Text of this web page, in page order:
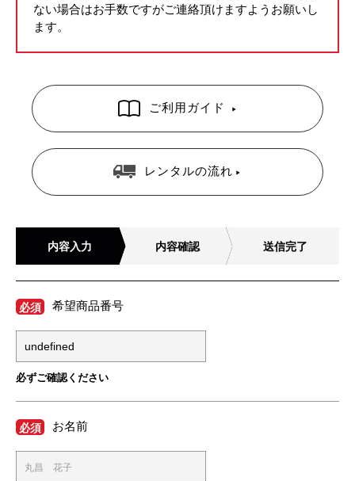
ない場合はお手数ですがご連絡頂けますようお願いし
ます。
ご利用ガイド
レンタルの流れ
内容入力 内容確認 送信完了
必須 希望商品番号
必ずご確認ください
必須 お名前